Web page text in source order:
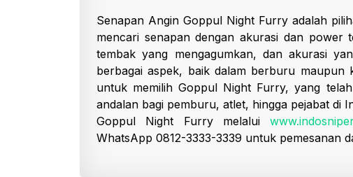
Senapan Angin Goppul Night Furry adalah
mencari senapan dengan akurasi dan power
tembak yang mengagumkan, dan akurasi
berbagai aspek, baik dalam berburu maupun
untuk memilih Goppul Night Furry, yang
andalan bagi pemburu, atlet, hingga pejabat di
Goppul Night Furry melalui
WhatsApp 0812-3333-3339 untuk pemesanan